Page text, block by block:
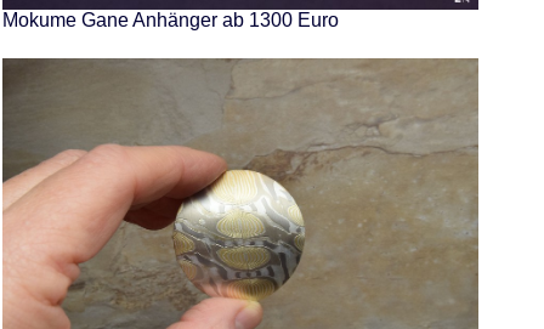
Mokume Gane Anhänger ab 1300 Euro